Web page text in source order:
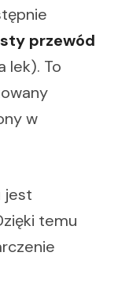
przewód
lek). To
w
jest
temu